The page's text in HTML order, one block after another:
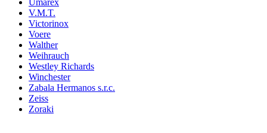
Umarex
V.M.T.
Victorinox
Voere
Walther
Weihrauch
Westley Richards
Winchester
Zabala Hermanos s.r.c.
Zeiss
Zoraki